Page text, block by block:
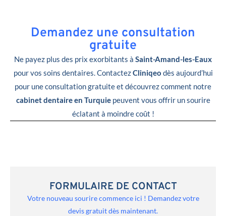
Demandez une consultation
gratuite
Ne payez plus des prix exorbitants à Saint-Amand-les-Eaux
pour vos soins dentaires. ContactezCliniqeo dès aujourd’hui
pour une consultation gratuite et découvrez comment notre
cabinet dentaire en Turquiepeuvent vous offrir un sourire
éclatant à moindre coût !
FORMULAIRE DE CONTACT
Votre nouveau sourire commence ici ! Demandez votre
devis gratuit dès maintenant.